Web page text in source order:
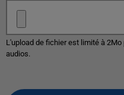
L'upload de fichier est limité à
audios.